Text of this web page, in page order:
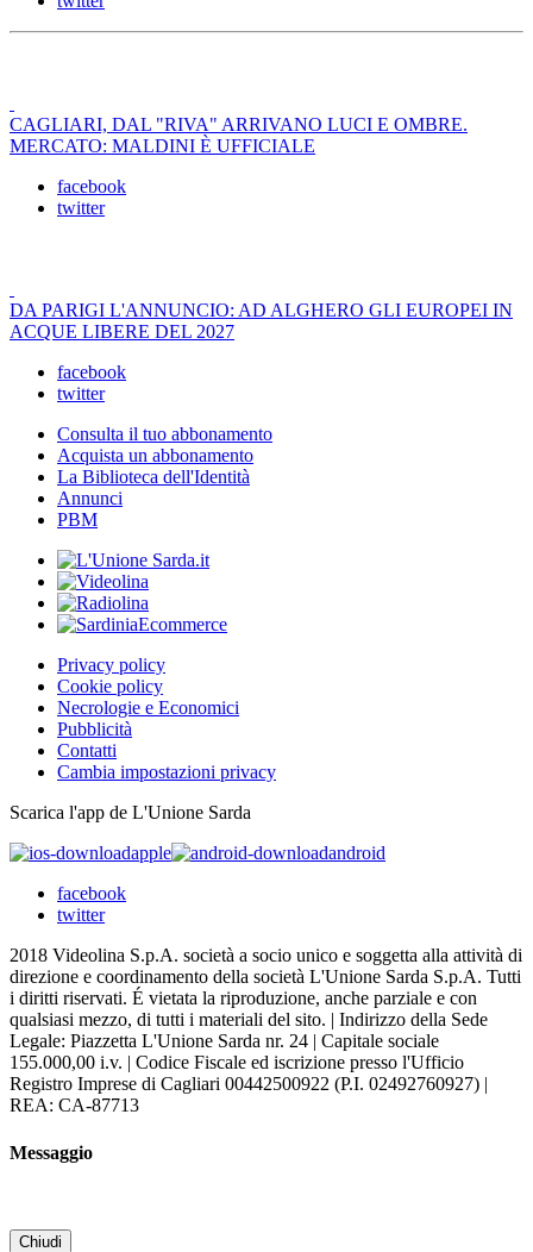
CAGLIARI, DAL "RIVA" ARRIVANO LUCI E OMBRE.
MERCATO: MALDINI È UFFICIALE
facebook
twitter
DA PARIGI L'ANNUNCIO: AD ALGHERO GLI EUROPEI IN
ACQUE LIBERE DEL 2027
facebook
twitter
Consulta il tuo abbonamento
Acquista un abbonamento
La Biblioteca dell'Identità
Annunci
PBM
Privacy policy
Cookie policy
Necrologie e Economici
Pubblicità
Contatti
Cambia impostazioni privacy
Scarica l'app de L'Unione Sarda
apple
android
facebook
twitter
2018 Videolina S.p.A. società a socio unico e soggetta alla attività di
direzione e coordinamento della società L'Unione Sarda S.p.A. Tutti
i diritti riservati. É vietata la riproduzione, anche parziale e con
qualsiasi mezzo, di tutti i materiali del sito. | Indirizzo della Sede
Legale: Piazzetta L'Unione Sarda nr. 24 | Capitale sociale
155.000,00 i.v. | Codice Fiscale ed iscrizione presso l'Ufficio
Registro Imprese di Cagliari 00442500922 (P.I. 02492760927) |
REA: CA-87713
Messaggio
Chiudi